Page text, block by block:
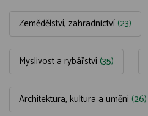
Zemědělství, zahradnictví (23)
Myslivost a rybářství (35)
Architektura, kultura a umění (26)